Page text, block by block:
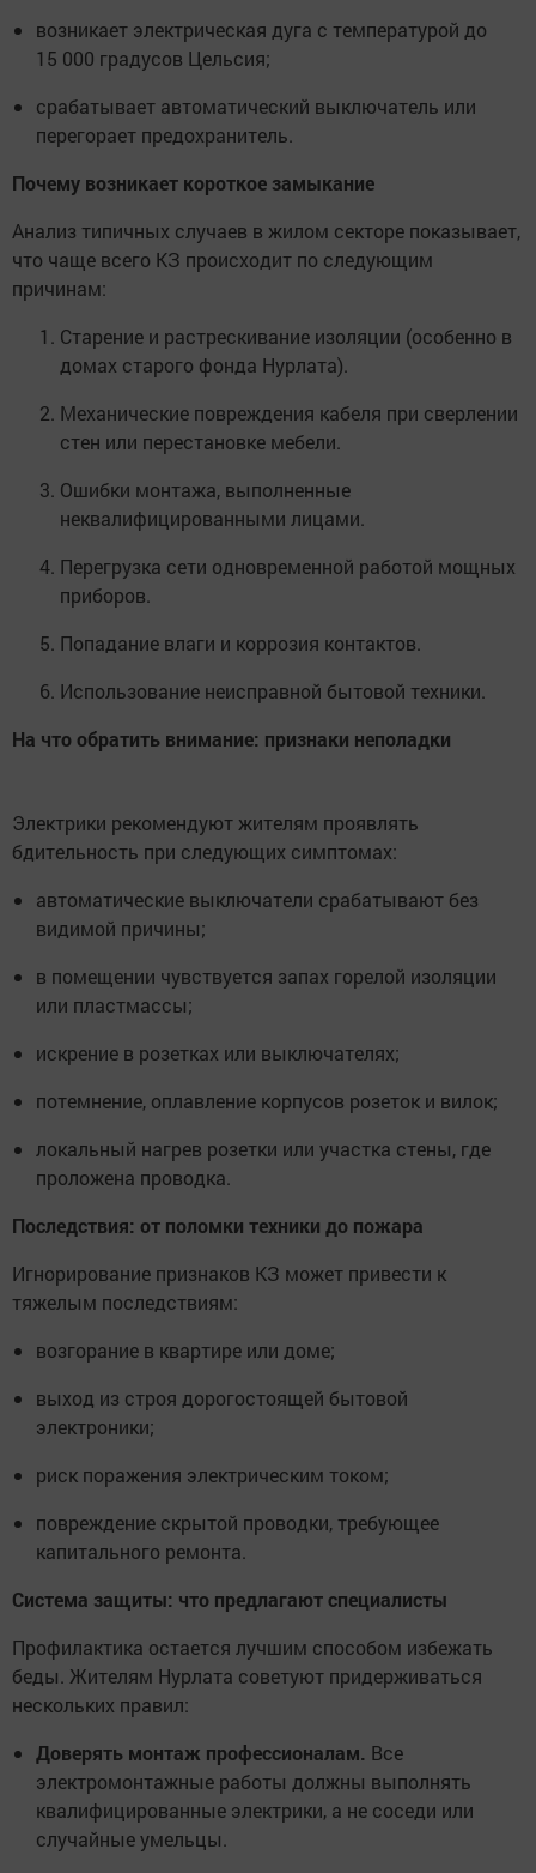
возникает электрическая дуга с температурой до
15 000 градусов Цельсия;
срабатывает автоматический выключатель или
перегорает предохранитель.
Почему возникает короткое замыкание
Анализ типичных случаев в жилом секторе показывает,
что чаще всего КЗ происходит по следующим
причинам:
Старение и растрескивание изоляции (особенно в
домах старого фонда Нурлата).
Механические повреждения кабеля при сверлении
стен или перестановке мебели.
Ошибки монтажа, выполненные
неквалифицированными лицами.
Перегрузка сети одновременной работой мощных
приборов.
Попадание влаги и коррозия контактов.
Использование неисправной бытовой техники.
На что обратить внимание: признаки неполадки
Электрики рекомендуют жителям проявлять
бдительность при следующих симптомах:
автоматические выключатели срабатывают без
видимой причины;
в помещении чувствуется запах горелой изоляции
или пластмассы;
искрение в розетках или выключателях;
потемнение, оплавление корпусов розеток и вилок;
локальный нагрев розетки или участка стены, где
проложена проводка.
Последствия: от поломки техники до пожара
Игнорирование признаков КЗ может привести к
тяжелым последствиям:
возгорание в квартире или доме;
выход из строя дорогостоящей бытовой
электроники;
риск поражения электрическим током;
повреждение скрытой проводки, требующее
капитального ремонта.
Система защиты: что предлагают специалисты
Профилактика остается лучшим способом избежать
беды. Жителям Нурлата советуют придерживаться
нескольких правил:
Доверять монтаж профессионалам. Все
электромонтажные работы должны выполнять
квалифицированные электрики, а не соседи или
случайные умельцы.